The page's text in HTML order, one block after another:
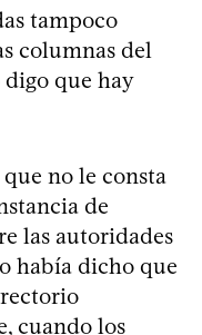
tampoco
columnas del
que hay
no le consta
de
las autoridades
había dicho que
cuando los